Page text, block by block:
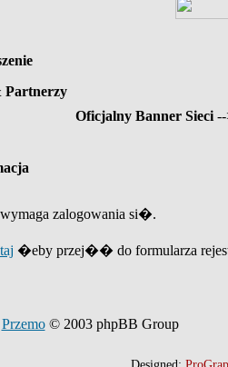
Partnerzy
Oficjalny Banner Sieci
zalogowania si�.
�eby przej�� do formularza
Przemo© 2003 phpBB Group